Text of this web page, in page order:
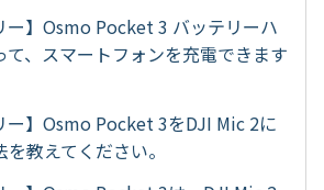
ー】Osmo Pocket 3 バッテリーハ
て、スマートフォンを充電できます
ー】Osmo Pocket 3をDJI Mic 2に
教えてください。